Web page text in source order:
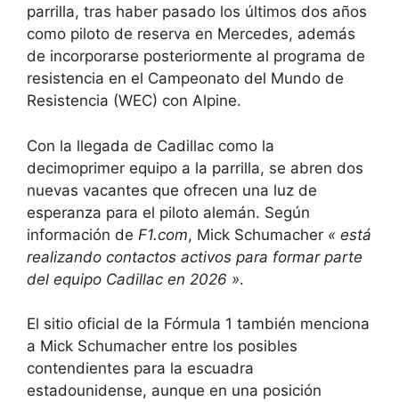
parrilla, tras haber pasado los últimos dos años
como piloto de reserva en Mercedes, además
de incorporarse posteriormente al programa de
resistencia en el Campeonato del Mundo de
Resistencia (WEC) con Alpine.
Con la llegada de Cadillac como la
decimoprimer equipo a la parrilla, se abren dos
nuevas vacantes que ofrecen una luz de
esperanza para el piloto alemán. Según
información de F1.com, Mick Schumacher « está
realizando contactos activos para formar parte
del equipo Cadillac en 2026 ».
El sitio oficial de la Fórmula 1 también menciona
a Mick Schumacher entre los posibles
contendientes para la escuadra
estadounidense, aunque en una posición